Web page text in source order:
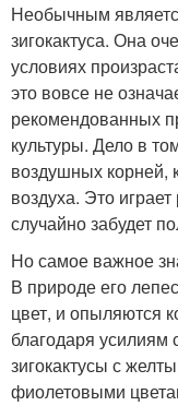
Необычным
зигокактуса. Она
условиях
это вовсе не
рекомендованных
культуры. Дело в
воздушных корней,
воздуха. Это
случайно забудет
Но самое важное
В природе его
цвет, и опыляются
благодаря
зигокактусы с
фиолетовыми